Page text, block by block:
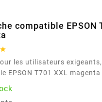
compatible EPSON

les utilisateurs exigeants, la
T701 XXL magenta offre une
et fiable pour vos
couleur. Son magenta